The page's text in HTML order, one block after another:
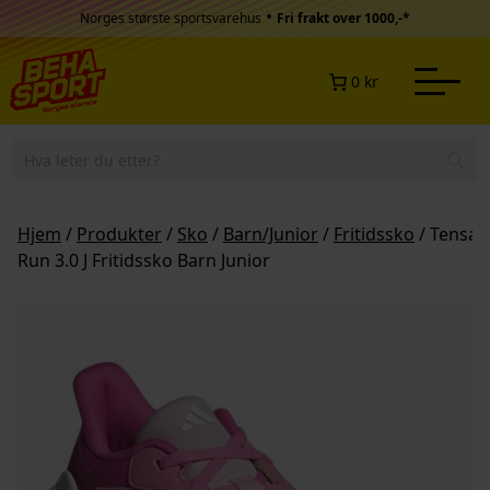
Hopp til innholdNorges største sportsvarehus • Fri frakt over 1000,-*
0 kr
Hjem / Produkter / Sko / Barn/Junior / Fritidssko /
Run 3.0 J Fritidssko Barn Junior